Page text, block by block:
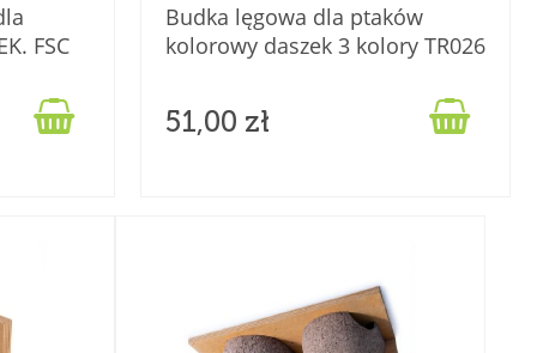
FSC

Budka lęgowa dla ptaków
kolorowy daszek 3 kolory TR026
51,00 zł 